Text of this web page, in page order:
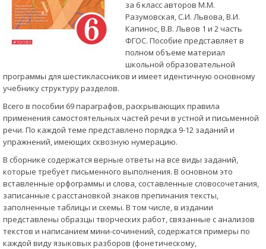
за 6 класс авторов М.М.
Разумовская, С.И. Львова, В.И.
Капинос, В.В. Львов 1 и 2 часть
ФГОС. Пособие представляет в
полном объеме материал
школьной образовательной
программы для шестиклассников и имеет идентичную основному
учебнику структуру разделов.
Всего в пособии 69 параграфов, раскрывающих правила
применения самостоятельных частей речи в устной и письменной
речи. По каждой теме представлено порядка 9-12 заданий и
упражнений, имеющих сквозную нумерацию.
В сборнике содержатся верные ответы на все виды заданий,
которые требует письменного выполнения. В основном это
вставленные орфограммы и слова, составленные словосочетания,
записанные с расстановкой знаков препинания тексты,
заполненные таблицы и схемы. В том числе, в издании
представлены образцы творческих работ, связанные с анализов
текстов и написанием мини-сочинений, содержатся примеры по
каждой виду языковых разборов (фонетическому,